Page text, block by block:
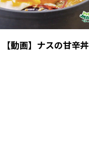
【動画】ナスの甘辛丼